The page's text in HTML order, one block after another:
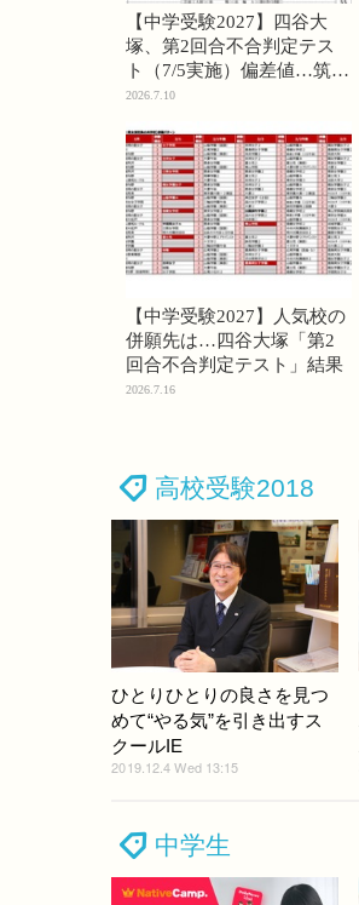
【中学受験2027】四谷大
塚、第2回合不合判定テス
ト（7/5実施）偏差値…筑駒
74・桜蔭70＜PR＞
2026.7.10
【中学受験2027】人気校の
併願先は…四谷大塚「第2
回合不合判定テスト」結果
2026.7.16
高校受験2018
ひとりひとりの良さを見つ
めて“やる気”を引き出すス
クールIE
2019.12.4 Wed 13:15
中学生